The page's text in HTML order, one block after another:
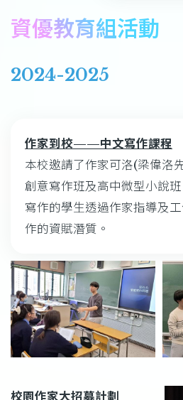
連
結
資優教育組活動
2024-2025
作家到校——中文寫作課程
本校邀請了作家可洛(梁偉洛
創意寫作班及高中微型小說
寫作的學生透過作家指導及
作的資賦潛質。
校園作家大招募計劃